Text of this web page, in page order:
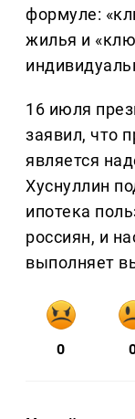
формуле:
жилья и
16 июля
заявил, что
является
Хуснуллин
ипотека
россиян, и
выполняет
0